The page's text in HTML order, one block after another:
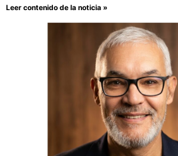
Leer contenido de la noticia »